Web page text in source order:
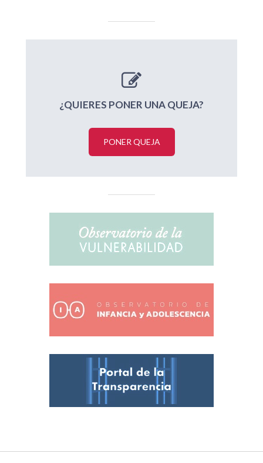
¿QUIERES PONER UNA QUEJA?
PONER QUEJA